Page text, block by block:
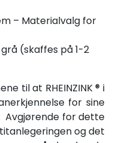
– Materialvalg for
(skaffes på 1-2
til at RHEINZINK ® i
for sine
Avgjørende for dette
og det